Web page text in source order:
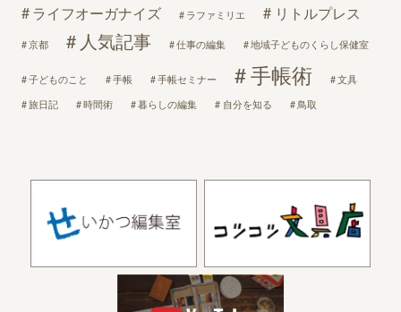
ライフオーガナイズ
ラファミリエ リトルプレス
京都 人気記事 仕事の編集 地域子どものくらし保健室
子どものこと 手帳 手帳セミナー 手帳術
文具
旅日記
時間術 暮らしの編集 自分を知る 鳥取